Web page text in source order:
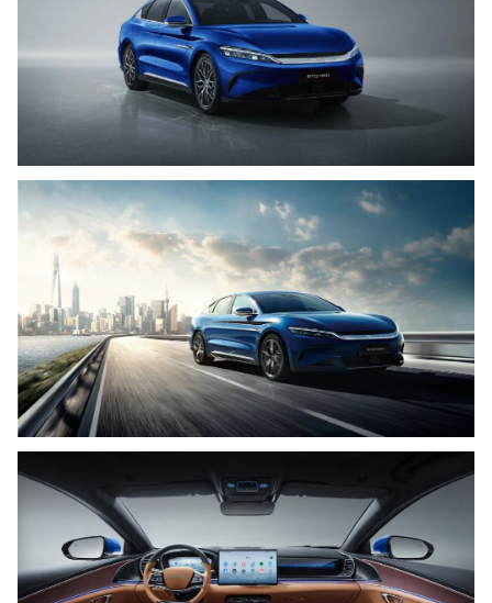
Мобильная зарядная станция 3 кВт